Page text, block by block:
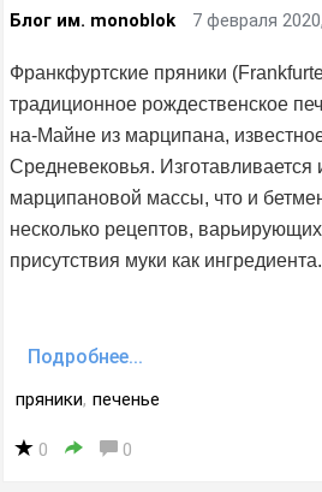
Блог им. monoblok 7 февраля
Франкфуртские пряники
традиционное рождественское
на-Майне из марципана,
Средневековья. Изготавливается
марципановой массы, что и
несколько рецептов,
присутствия муки как ингредиента.
Подробнее...
пряники, печенье
0 0